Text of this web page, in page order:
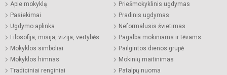
Apie mokyklą
Pasiekimai
Ugdymo aplinka
Filosofija, misija, vizija, vertybės
Mokyklos simboliai
Mokyklos himnas
Tradiciniai renginiai
Priešmokyklinis ugdymas
Pradinis ugdymas
Neformalusis švietimas
Pagalba mokiniams ir tėvams
Pailgintos dienos grupė
Mokinių maitinimas
Patalpų nuoma